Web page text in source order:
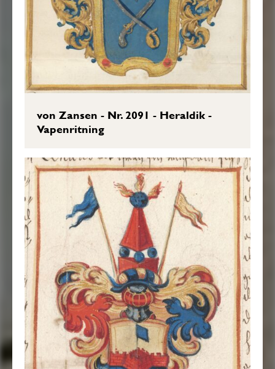
von Zansen - Nr. 2091 - Heraldik -
Vapenritning